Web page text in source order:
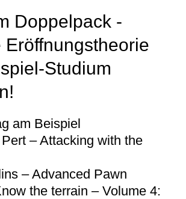
Doppelpack -
Eröffnungstheorie
Studium
am Beispiel
– Attacking with the
– Advanced Pawn
the terrain – Volume 4: